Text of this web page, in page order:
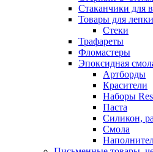
Стаканчики для
Товары для
Стеки
Трафареты
Фломастеры
Эпоксидная
Артборды
Красители
Наборы
Паста
Силикон,
Смола